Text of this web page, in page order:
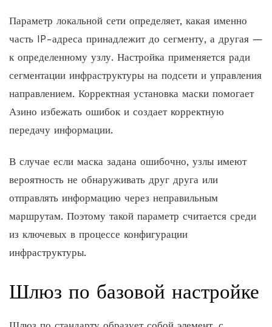
Параметр локальной сети определяет, какая именно
часть IP-адреса принадлежит до сегменту, а другая —
к определенному узлу. Настройка применяется ради
сегментации инфраструктуры на подсети и управления
направлением. Корректная установка маски помогает
Азино избежать ошибок и создает корректную
передачу информации.
В случае если маска задана ошибочно, узлы имеют
вероятность не обнаруживать друг друга или
отправлять информацию через неправильным
маршрутам. Поэтому такой параметр считается среди
из ключевых в процессе конфигурации
инфраструктуры.
Шлюз по базовой настройке